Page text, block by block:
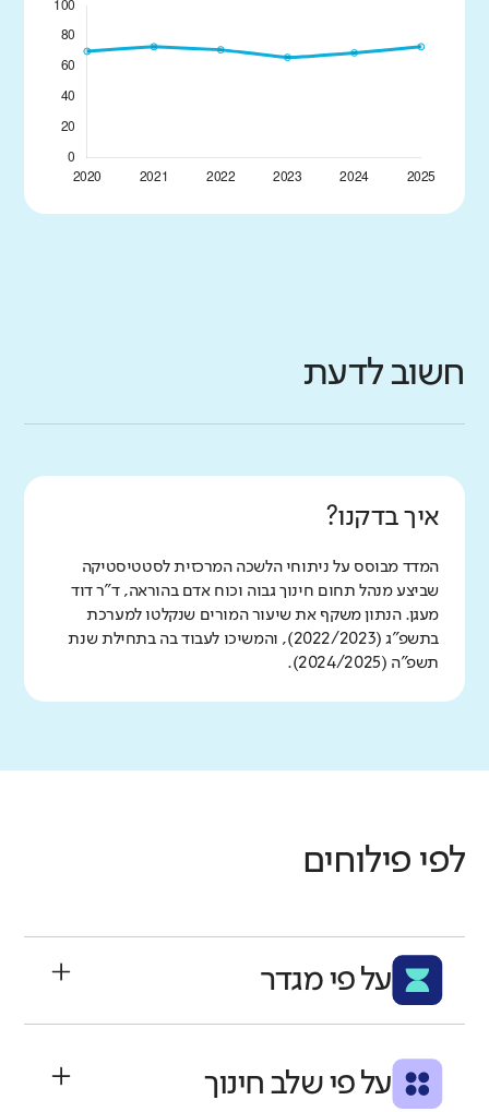
חשוב לדעת
איך בדקנו?
המדד מבוסס על ניתוחי הלשכה המרכזית לסטטיסטיקה
שביצע מנהל תחום חינוך גבוה וכוח אדם בהוראה, ד"ר דוד
מעגן. הנתון משקף את שיעור המורים שנקלטו למערכת
בתשפ"ג (2022/2023), והמשיכו לעבוד בה בתחילת שנת
תשפ"ה (2024/2025).
לפי פילוחים
על פי מגדר
על פי שלב חינוך